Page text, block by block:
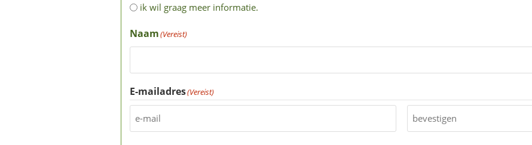
ik wil graag meer informatie.
Naam(Vereist)
E-mailadres(Vereist)